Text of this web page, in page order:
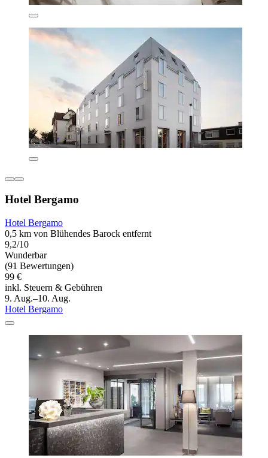
Hotel Bergamo
Hotel Bergamo
0,5 km von Blühendes Barock entfernt
9,2/10
Wunderbar
(91 Bewertungen)
99 €
inkl. Steuern & Gebühren
9. Aug.–10. Aug.
Hotel Bergamo